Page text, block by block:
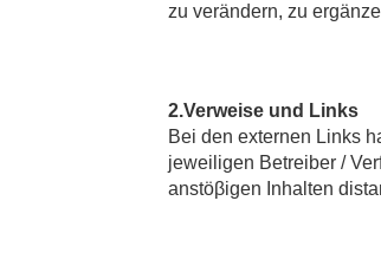
zu verändern, zu
2.Verweise und Links
Bei den externen Links
jeweiligen Betreiber /
anstöβigen Inhalten